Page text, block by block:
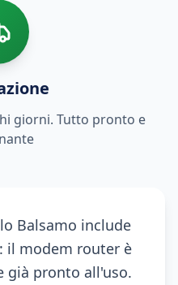
giorni. Tutto pronto e
Balsamo include
il modem router è
già pronto all'uso.